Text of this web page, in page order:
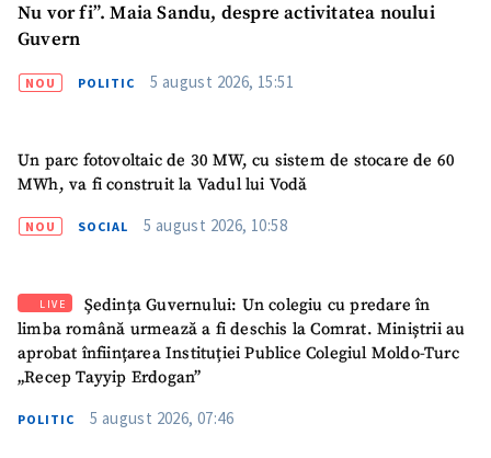
Nu vor fi”. Maia Sandu, despre activitatea noului
Guvern
NOU POLITIC 5 august 2026, 15:51
Un parc fotovoltaic de 30 MW, cu sistem de stocare de 60
MWh, va fi construit la Vadul lui Vodă
NOU SOCIAL 5 august 2026, 10:58
LIVE
Ședința Guvernului: Un colegiu cu predare în
limba română urmează a fi deschis la Comrat. Miniștrii au
aprobat înființarea Instituției Publice Colegiul Moldo-Turc
„Recep Tayyip Erdogan”
POLITIC 5 august 2026, 07:46